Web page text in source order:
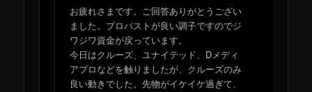
お疲れさまです。ご回答ありがとうござい
ました。プロパストが良い調子ですのでジ
ワジワ資金が戻っています。
今日はクルーズ、ユナイテッド、Dメディ
アプロなどを触りましたが、クルーズのみ
良い動きでした。先物がイケイケ過ぎて、